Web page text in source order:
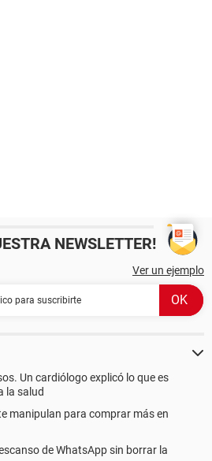
NEWSLETTER!
Ver un ejemplo
Un cardiólogo explicó lo que es
la salud
manipulan para comprar más en
de WhatsApp sin borrar la